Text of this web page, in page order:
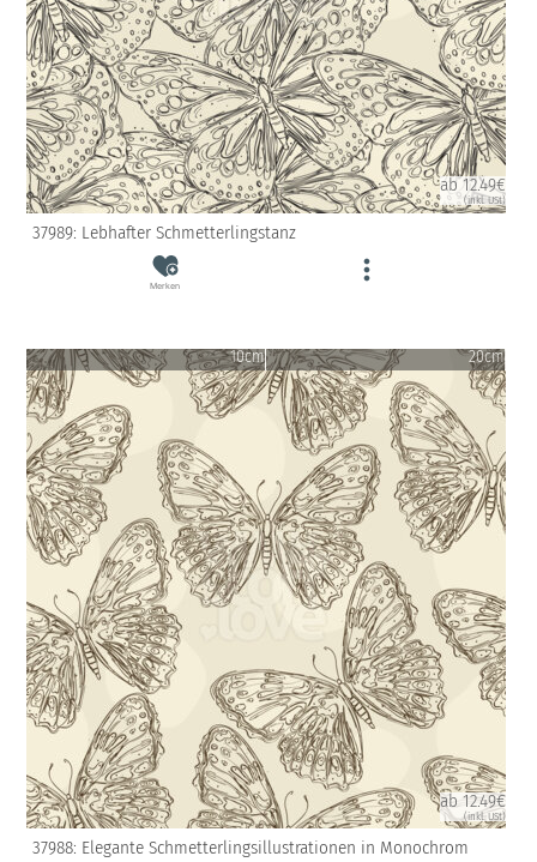
ab 12.49€
(inkl. USt)
37989: Lebhafter Schmetterlingstanz
Merken
10cm 20cm
ab 12.49€
(inkl. USt)
37988: Elegante Schmetterlingsillustrationen in Monochrom